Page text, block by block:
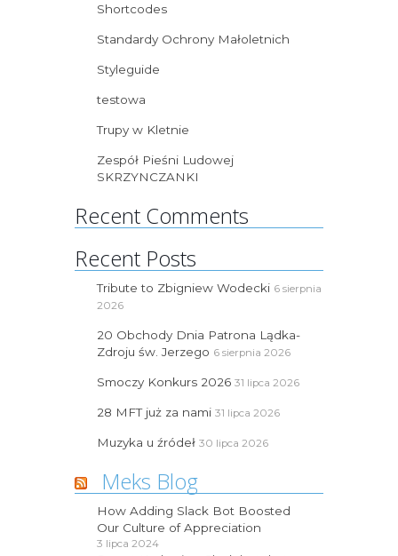
Shortcodes
Standardy Ochrony Małoletnich
Styleguide
testowa
Trupy w Kletnie
Zespół Pieśni Ludowej
SKRZYNCZANKI
Recent Comments
Recent Posts
Tribute to Zbigniew Wodecki 6 sierpnia
2026
20 Obchody Dnia Patrona Lądka-
Zdroju św. Jerzego 6 sierpnia 2026
Smoczy Konkurs 2026 31 lipca 2026
28 MFT już za nami 31 lipca 2026
Muzyka u źródeł 30 lipca 2026
Meks Blog
How Adding Slack Bot Boosted
Our Culture of Appreciation
3 lipca 2024